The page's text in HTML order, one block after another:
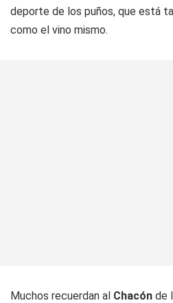
deporte de los puños, que está
como el vino mismo.
Muchos recuerdan al Chacón de